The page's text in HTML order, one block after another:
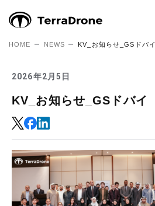
HOME NEWS KV_お知らせ_GSドバイ
2026年2月5日
KV_お知らせ_GSドバイ